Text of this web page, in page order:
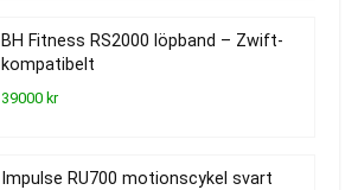
BH Fitness RS2000 löpband – Zwift-
kompatibelt
39000 kr
Impulse RU700 motionscykel svart